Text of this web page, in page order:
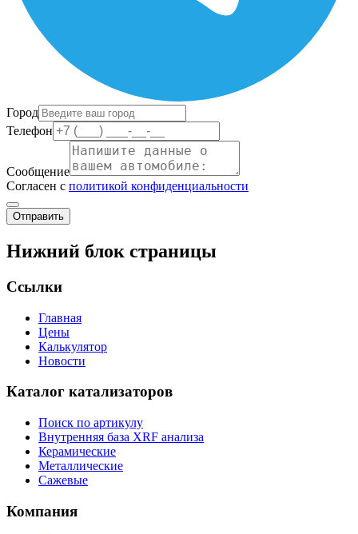
Город
Телефон
Сообщение
Согласен с политикой конфиденциальности
Отправить
Нижний блок страницы
Ссылки
Главная
Цены
Калькулятор
Новости
Каталог катализаторов
Поиск по артикулу
Внутренняя база XRF анализа
Керамические
Металлические
Сажевые
Компания